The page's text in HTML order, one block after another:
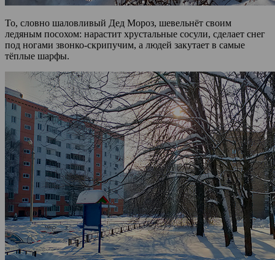
То, словно шаловливый Дед Мороз, шевельнёт своим
ледяным посохом: нарастит хрустальные сосули, сделает снег
под ногами звонко-скрипучим, а людей закутает в самые
тёплые шарфы.